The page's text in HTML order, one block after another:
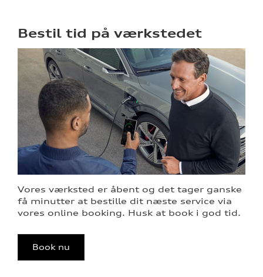
Bestil tid på værkstedet
Vores værksted er åbent og det tager ganske
få minutter at bestille dit næste service via
vores online booking. Husk at book i god tid.
Book nu